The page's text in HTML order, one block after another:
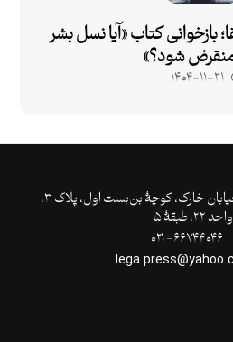
بازخوانی کتاب «آیا نسل بشر
منقرض شود؟»
۱۴۰۴-۱۱-۲۱
تهـران،‌ خیابان انقلاب، خیابان خارک، کوچۀ بن‌بست اول، پلاک ۳،
واحد ۲۲، طبقۀ ۵